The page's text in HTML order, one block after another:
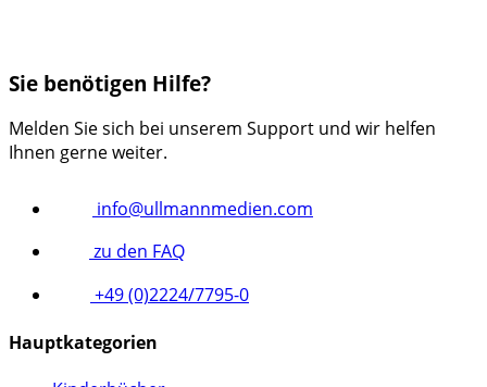
Sie benötigen Hilfe?
Melden Sie sich bei unserem Support und wir helfen
Ihnen gerne weiter.
info@ullmannmedien.com
zu den FAQ
+49 (0)2224/7795-0
Hauptkategorien